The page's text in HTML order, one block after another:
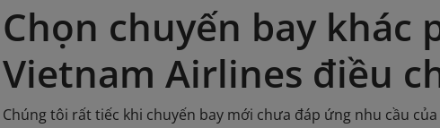
Chọn chuyến bay khác
Vietnam Airlines điều
Chúng tôi rất tiếc khi chuyến bay mới chưa đáp ứng nhu cầu